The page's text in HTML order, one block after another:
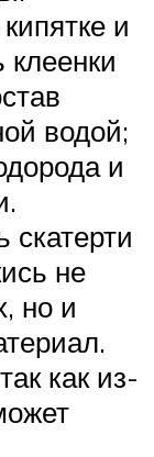
и
клеенки
водой;
и
скатерти
не
но и
как из-